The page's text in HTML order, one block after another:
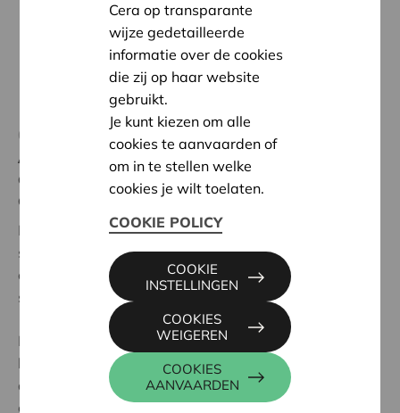
08 juni 2021
Alles wat je moet weten als jouw
organisatie een eigen podcast
overweegt.
Inzetten op storytelling. Je doelpubliek, donateurs,
sponsors, de pers blijven boeien en aantrekken. Het is
een permanente opdracht voor
socialprofitorganisaties.
De podcast is als nieuw communicatiekanaal
helemaal doorgebroken. Luisteren kan op de trein, in
de auto, tijdens het wandelen, aan de afwas, of
gewoon in de zetel. Steeds meer organisaties creëren
Cera op transparante
wijze gedetailleerde
informatie over de cookies
die zij op haar website
gebruikt.
Je kunt kiezen om alle
cookies te aanvaarden of
om in te stellen welke
cookies je wilt toelaten.
COOKIE POLICY
COOKIES
AANVAARDEN
COOKIES
WEIGEREN
COOKIE
INSTELLINGEN